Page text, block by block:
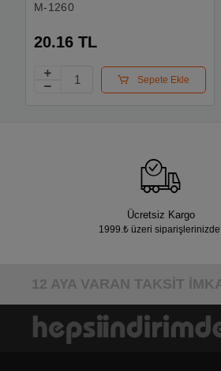
M-1260
20.16 TL
Sepete Ekle
Ücretsiz Kargo
1999.₺ üzeri
12 AYA VARAN TAKSİT